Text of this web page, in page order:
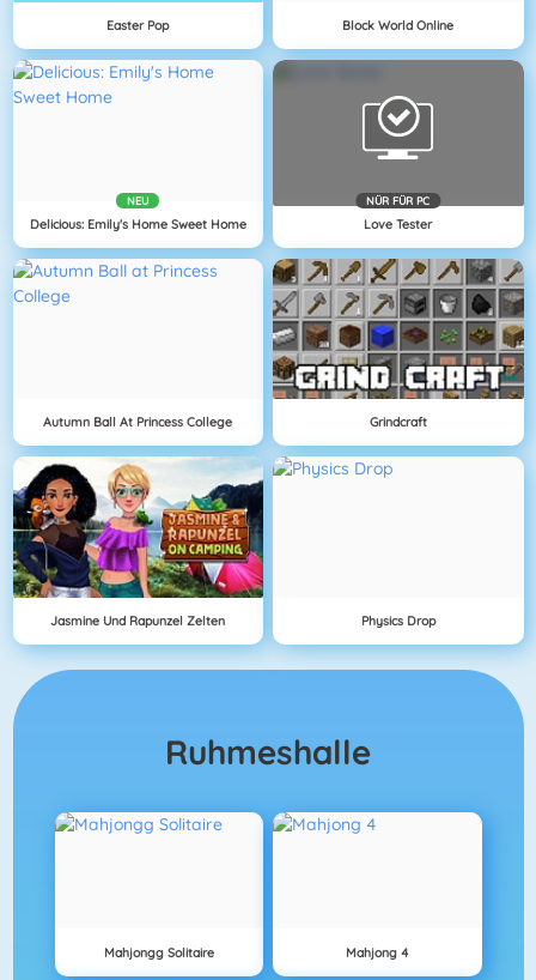
Easter Pop Block World Online
NEU
Delicious: Emily's Home Sweet Home
NÜR FÜR PC
Love Tester
Autumn Ball At Princess College Grindcraft
Jasmine Und Rapunzel Zelten Physics Drop
Ruhmeshalle
Mahjongg Solitaire Mahjong 4